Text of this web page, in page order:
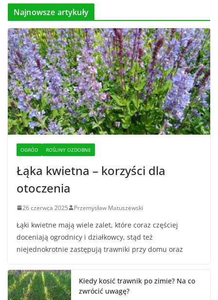
Najnowsze artykuły
OGRÓD ROŚLINY OZDOBNE
Łąka kwietna – korzyści dla
otoczenia
26 czerwca 2025 Przemysław Matuszewski
Łąki kwietne mają wiele zalet, które coraz częściej
doceniają ogrodnicy i działkowcy, stąd też
niejednokrotnie zastępują trawniki przy domu oraz
Kiedy kosić trawnik po zimie? Na co
zwrócić uwagę?